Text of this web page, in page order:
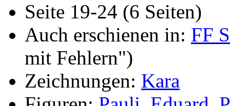
Seite 19-24 (6 Seiten)
Auch erschienen in: FF
mit Fehlern")
Zeichnungen: Kara